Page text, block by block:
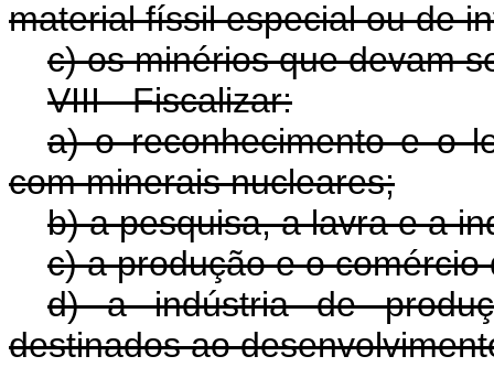
material físsil especial ou de
c) os minérios que devam
VIII - Fiscalizar:
a) o reconhecimento e o
com minerais nucleares;
b) a pesquisa, a lavra e a
c) a produção e o
d) a indústria de
destinados ao